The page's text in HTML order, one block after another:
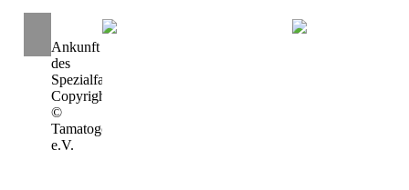
Ankunft
des
Spezialfahrzeuges Foto:
Copyright
©
Tamatogo
e.V.